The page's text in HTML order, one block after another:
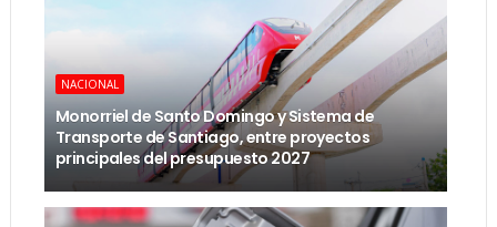
NACIONAL
Monorriel de Santo Domingo y Sistema de
Transporte de Santiago, entre proyectos
principales del presupuesto 2027